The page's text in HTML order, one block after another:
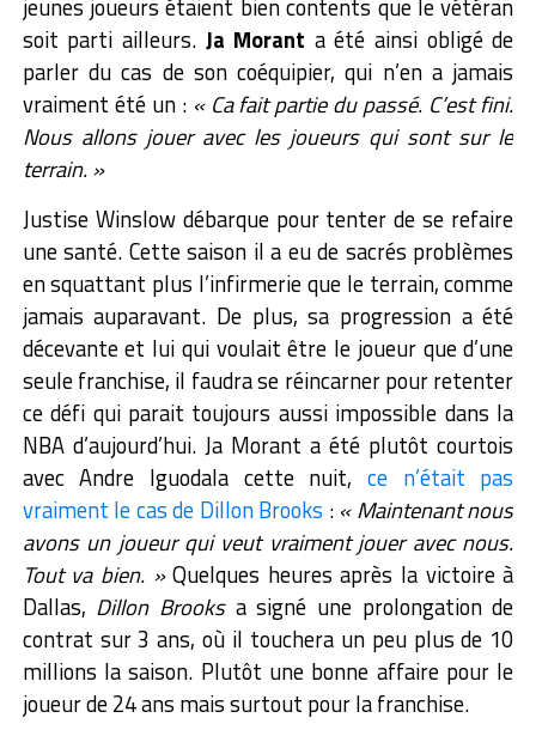
jeunes joueurs étaient bien contents que le vétéran
soit parti ailleurs.Ja Morant a été ainsi obligé de
parler du cas de son coéquipier, qui n’en a jamais
vraiment été un : « Ca fait partie du passé. C’est fini.
Nous allons jouer avec les joueurs qui sont sur le
terrain. »
Justise Winslow débarque pour tenter de se refaire
une santé. Cette saison il a eu de sacrés problèmes
en squattant plus l’infirmerie que le terrain, comme
jamais auparavant. De plus, sa progression a été
décevante et lui qui voulait être le joueur que d’une
seule franchise, il faudra se réincarner pour retenter
ce défi qui parait toujours aussi impossible dans la
NBA d’aujourd’hui. Ja Morant a été plutôt courtois
avec Andre Iguodala cette nuit, ce n’était pas
vraiment le cas de Dillon Brooks : « Maintenant nous
avons un joueur qui veut vraiment jouer avec nous.
Tout va bien. »Quelques heures après la victoire à
Dallas, Dillon Brooksa signé une prolongation de
contrat sur 3 ans, où il touchera un peu plus de 10
millions la saison. Plutôt une bonne affaire pour le
joueur de 24 ans mais surtout pour la franchise.